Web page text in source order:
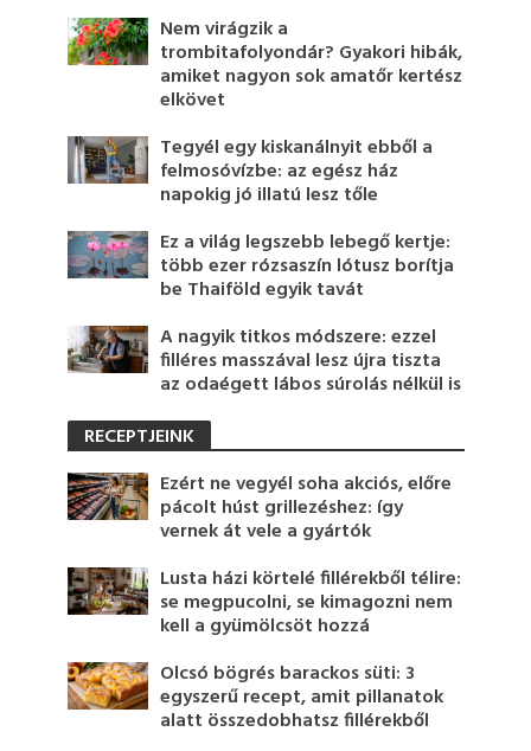
Nem virágzik a
trombitafolyondár? Gyakori hibák,
amiket nagyon sok amatőr kertész
elkövet
Tegyél egy kiskanálnyit ebből a
felmosóvízbe: az egész ház
napokig jó illatú lesz tőle
Ez a világ legszebb lebegő kertje:
több ezer rózsaszín lótusz borítja
be Thaiföld egyik tavát
A nagyik titkos módszere: ezzel
filléres masszával lesz újra tiszta
az odaégett lábos súrolás nélkül is
RECEPTJEINK
Ezért ne vegyél soha akciós, előre
pácolt húst grillezéshez: így
vernek át vele a gyártók
Lusta házi körtelé fillérekből télire:
se megpucolni, se kimagozni nem
kell a gyümölcsöt hozzá
Olcsó bögrés barackos süti: 3
egyszerű recept, amit pillanatok
alatt összedobhatsz fillérekből